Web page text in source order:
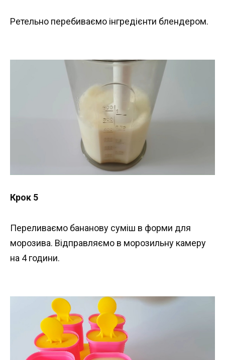
Ретельно перебиваємо інгредієнти блендером.
Крок 5
Переливаємо бананову суміш в форми для
морозива. Відправляємо в морозильну камеру
на 4 години.